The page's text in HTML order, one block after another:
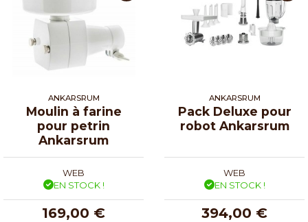
ANKARSRUM
Moulin à farine
pour petrin
Ankarsrum
WEB
EN STOCK !
169,00 €
ANKARSRUM
Pack Deluxe pour
robot Ankarsrum
WEB
EN STOCK !
394,00 €